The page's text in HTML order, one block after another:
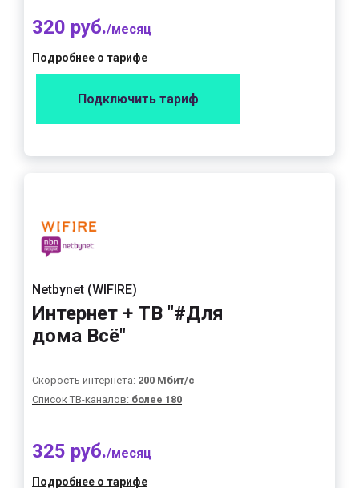
320 руб./месяц
Подробнее о тарифе
Подключить тариф
Netbynet (WIFIRE)
Интернет + ТВ "#Для
дома Всё"
Скорость интернета: 200 Мбит/с
Список ТВ-каналов: более 180
325 руб./месяц
Подробнее о тарифе